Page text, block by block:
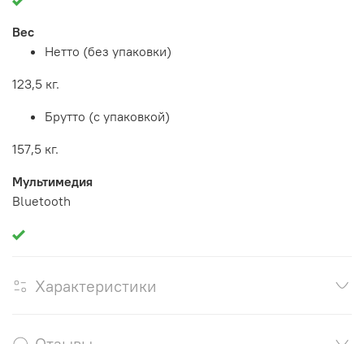
Вес
Нетто (без упаковки)
123,5 кг.
Брутто (с упаковкой)
157,5 кг.
Мультимедия
Bluetooth
Характеристики